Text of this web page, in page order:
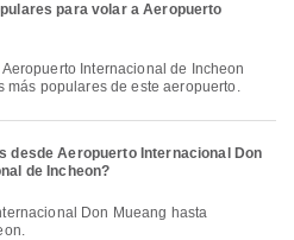
para volar a Aeropuerto
más populares de este aeropuerto.
desde Aeropuerto Internacional Don
de Incheon?